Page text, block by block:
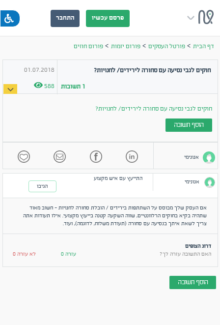
פרסם עכשיו התחבר
דף הבית >פורטל העסקים >פורום יזמות >פורום חוזים
חוקים לגבי נסיעה עם סחורה לירידים/ לחנויות?
1 תשובות
01.07.2018
588
חוקים לגבי נסיעה עם סחורה לירידים/ לחנויות?
הוסף תשובה
אנונימי
אנונימי
התייעץ עם איש מקצוע
הגיבו
אם העסק שלך מבוסס על השתתפות בירידים / הובלת סחורה לחנויות - חשוב מאוד
שתהיה בקיא בחוקים הרלוונטיים, שווה השקעה קטנה בייעוץ מקצועי. אילו תעודות אתה
צריך לשאת איתך בנסיעה עם סחורה (תעודת משלוח, לדוגמה), ועוד.
דרוג הצופים
האם התשובה עזרה לך?
עזרה 0 לא עזרה 0
הוסף תשובה